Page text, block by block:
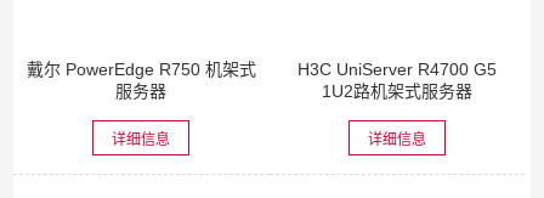
戴尔 PowerEdge R750 机架式
服务器
详细信息
H3C UniServer R4700 G5
1U2路机架式服务器
详细信息